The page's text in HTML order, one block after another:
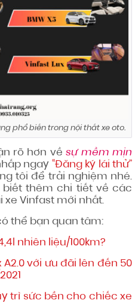
phổ biến trong nội thất xe oto.
rõ hơn vềsự mềm mịn
ngay “Đăng ký lái thử”
tôi để trải nghiệm nhé.
biết thêm chi tiết về các
Vinfast mới nhất.
thể bạn quan tâm:
nhiên liệu/100km?
A2.0 với ưu đãi lên đến 50
trì sức bền cho chiếc xe